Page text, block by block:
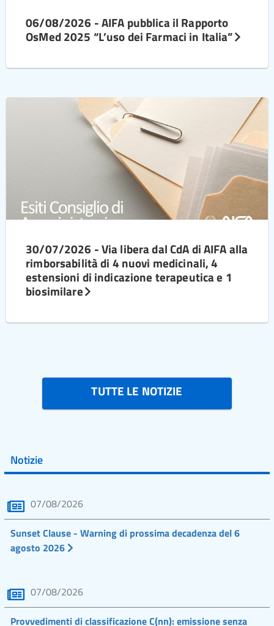
06/08/2026 - AIFA pubblica il Rapporto
OsMed 2025 “L’uso dei Farmaci in Italia”
30/07/2026 - Via libera dal CdA di AIFA alla
rimborsabilità di 4 nuovi medicinali, 4
estensioni di indicazione terapeutica e 1
biosimilare
TUTTE LE NOTIZIE
Notizie
07/08/2026
Sunset Clause - Warning di prossima decadenza del 6
agosto 2026
07/08/2026
Provvedimenti di classificazione C(nn): emissione senza